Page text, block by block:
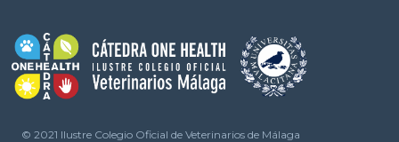
© 2021 Ilustre Colegio Oficial de Veterinarios de Málaga